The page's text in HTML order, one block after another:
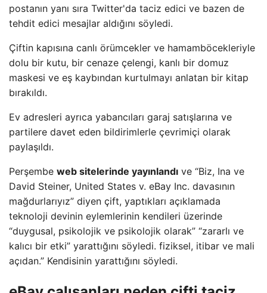
postanın yanı sıra Twitter'da taciz edici ve bazen de
tehdit edici mesajlar aldığını söyledi.
Çiftin kapısına canlı örümcekler ve hamamböcekleriyle
dolu bir kutu, bir cenaze çelengi, kanlı bir domuz
maskesi ve eş kaybından kurtulmayı anlatan bir kitap
bırakıldı.
Ev adresleri ayrıca yabancıları garaj satışlarına ve
partilere davet eden bildirimlerle çevrimiçi olarak
paylaşıldı.
Perşembe web sitelerinde yayınlandı ve “Biz, Ina ve
David Steiner, United States v. eBay Inc. davasının
mağdurlarıyız” diyen çift, yaptıkları açıklamada
teknoloji devinin eylemlerinin kendileri üzerinde
“duygusal, psikolojik ve psikolojik olarak” “zararlı ve
kalıcı bir etki” yarattığını söyledi. fiziksel, itibar ve mali
açıdan.” Kendisinin yarattığını söyledi.